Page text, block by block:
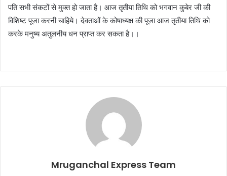
पति सभी संकटों से मुक्त हो जाता है। आज तृतीया तिथि को भगवान कुबेर जी की
विशिष्ट पूजा करनी चाहिये। देवताओं के कोषाध्यक्ष की पूजा आज तृतीया तिथि को
करके मनुष्य अतुलनीय धन प्राप्त कर सकता है।।
Mruganchal Express Team